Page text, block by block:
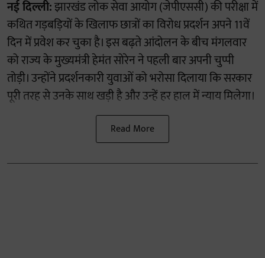
नई दिल्ली:झारखंड लोक सेवा आयोग (जेपीएससी) की परीक्षा में
कथित गड़बड़ियों के खिलाफ छात्रों का विरोध प्रदर्शन अपने 11वें
दिन में प्रवेश कर चुका है। इस बढ़ते आंदोलन के बीच मंगलवार
को राज्य के मुख्यमंत्री हेमंत सोरेन ने पहली बार अपनी चुप्पी
तोड़ी। उन्होंने प्रदर्शनकारी युवाओं को भरोसा दिलाया कि सरकार
पूरी तरह से उनके साथ खड़ी है और उन्हें हर हाल में न्याय मिलेगा।
Read More